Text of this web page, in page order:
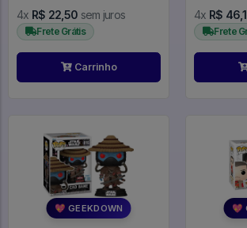
4x R$ 22,50 sem juros
Frete Grátis
Carrinho
4x R$
Frete
💖 GEEKDOWN 💖